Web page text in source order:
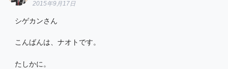
2015年9月17日
シゲカンさん
こんばんは、ナオトです。
たしかに。